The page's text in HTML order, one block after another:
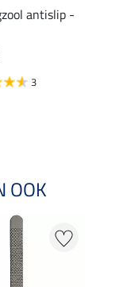
antislip -
3
OOK